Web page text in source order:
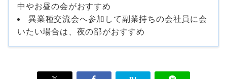
中やお昼の会がおすすめ
異業種交流会へ参加して副業持ちの会社員に会
いたい場合は、夜の部がおすすめ